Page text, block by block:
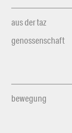
aus der taz
genossenschaft
bewegung